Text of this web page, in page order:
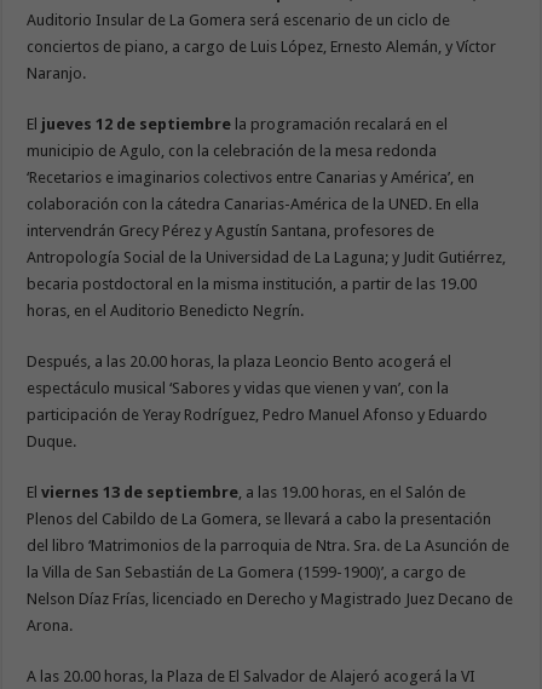
Auditorio Insular de La Gomera será escenario de un ciclo de
conciertos de piano, a cargo de Luis López, Ernesto Alemán, y Víctor
Naranjo.
El jueves 12 de septiembre la programación recalará en el
municipio de Agulo, con la celebración de la mesa redonda
‘Recetarios e imaginarios colectivos entre Canarias y América’, en
colaboración con la cátedra Canarias-América de la UNED. En ella
intervendrán Grecy Pérez y Agustín Santana, profesores de
Antropología Social de la Universidad de La Laguna; y Judit Gutiérrez,
becaria postdoctoral en la misma institución, a partir de las 19.00
horas, en el Auditorio Benedicto Negrín.
Después, a las 20.00 horas, la plaza Leoncio Bento acogerá el
espectáculo musical ‘Sabores y vidas que vienen y van’, con la
participación de Yeray Rodríguez, Pedro Manuel Afonso y Eduardo
Duque.
Elviernes 13 de septiembre , a las 19.00 horas, en el Salón de
Plenos del Cabildo de La Gomera, se llevará a cabo la presentación
del libro ‘Matrimonios de la parroquia de Ntra. Sra. de La Asunción de
la Villa de San Sebastián de La Gomera (1599-1900)’, a cargo de
Nelson Díaz Frías, licenciado en Derecho y Magistrado Juez Decano de
Arona.
A las 20.00 horas, la Plaza de El Salvador de Alajeró acogerá la VI